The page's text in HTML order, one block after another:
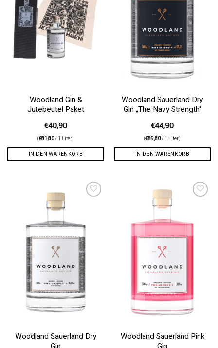
Woodland Gin &
Jutebeutel Paket
€40,90
(€81,80/ 1 Liter)
IN DEN WARENKORB
Woodland Sauerland Dry
Gin „The Navy Strength“
€44,90
(€89,80/ 1 Liter)
IN DEN WARENKORB
Woodland Sauerland Dry
Woodland Sauerland Pink